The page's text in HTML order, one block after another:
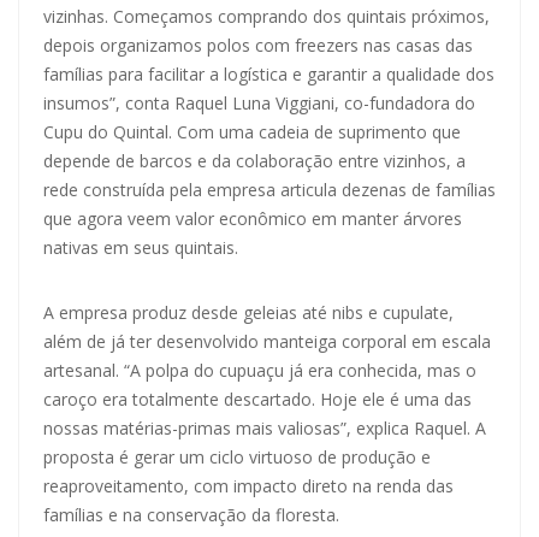
vizinhas. Começamos comprando dos quintais próximos,
depois organizamos polos com freezers nas casas das
famílias para facilitar a logística e garantir a qualidade dos
insumos”, conta Raquel Luna Viggiani, co-fundadora do
Cupu do Quintal. Com uma cadeia de suprimento que
depende de barcos e da colaboração entre vizinhos, a
rede construída pela empresa articula dezenas de famílias
que agora veem valor econômico em manter árvores
nativas em seus quintais.
A empresa produz desde geleias até nibs e cupulate,
além de já ter desenvolvido manteiga corporal em escala
artesanal. “A polpa do cupuaçu já era conhecida, mas o
caroço era totalmente descartado. Hoje ele é uma das
nossas matérias-primas mais valiosas”, explica Raquel. A
proposta é gerar um ciclo virtuoso de produção e
reaproveitamento, com impacto direto na renda das
famílias e na conservação da floresta.